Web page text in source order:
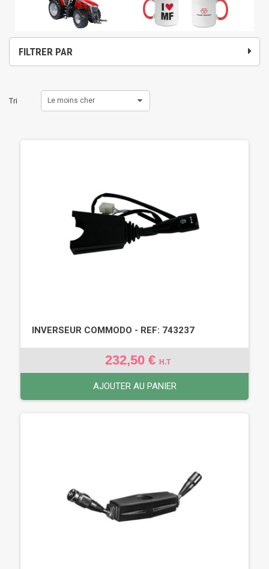
FILTRER PAR
Tri Le moins cher
INVERSEUR COMMODO - REF: 743237
232,50 € H.T
AJOUTER AU PANIER